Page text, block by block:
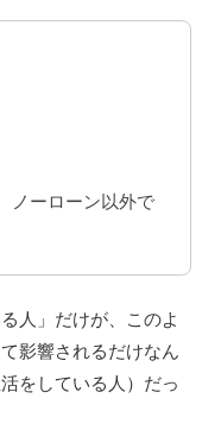
ノーローン以外で
人」だけが、このよ
影響されるだけなん
をしている人）だっ